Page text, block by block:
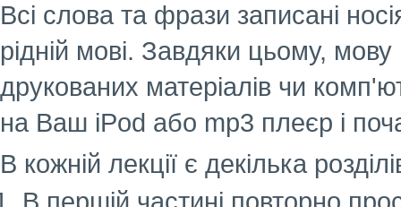
Всі слова та фрази записані
рідній мові. Завдяки цьому,
друкованих матеріалів чи
на Ваш iPod або mp3 плеєр і
В кожній лекції є декілька